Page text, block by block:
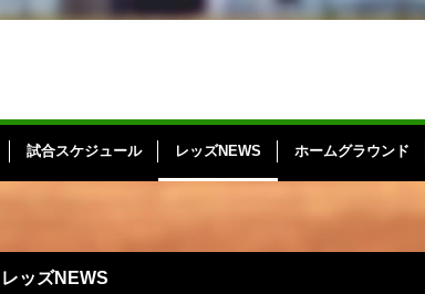
試合スケジュール レッズNEWS ホームグラウンド
レッズNEWS